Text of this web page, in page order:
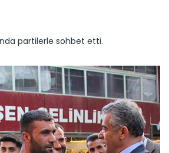
partilerle sohbet etti.